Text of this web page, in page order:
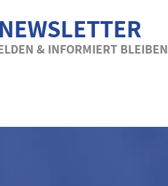
NEWSLETTER
& INFORMIERT BLEIBEN